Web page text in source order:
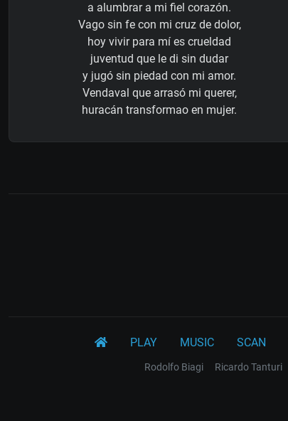
a alumbrar a mi fiel corazón.
Vago sin fe con mi cruz de dolor,
hoy vivir para mí es crueldad
juventud que le di sin dudar
y jugó sin piedad con mi amor.
Vendaval que arrasó mi querer,
huracán transformao en mujer.
PLAY MUSIC SCAN
Rodolfo Biagi Ricardo Tanturi